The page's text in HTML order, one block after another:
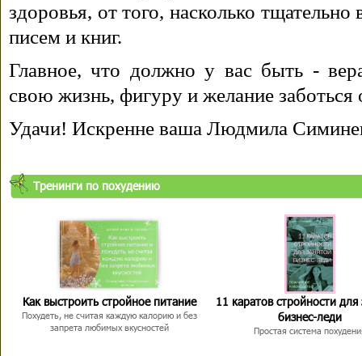
здоровья, от того, насколько
писем и книг.
Главное, что должно у вас быть -
свою жизнь, фигуру и желание заботься
Удачи! Искренне ваша Людмила
Тренинги по похудению
Как выстроить стройное питание
Похудеть, не считая каждую калорию и без
запрета любимых вкусностей
11 каратов стройности для
бизнес-леди
Простая система